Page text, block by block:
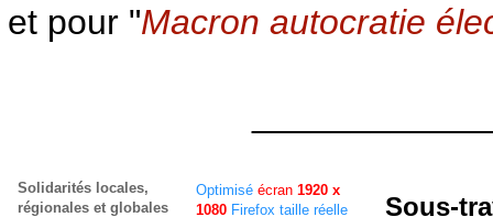
et pour "Macron autocratie
Sous-
Optimisé écran 1920 x
1080 Firefox taille réelle
Solidarités locales,
régionales et globales